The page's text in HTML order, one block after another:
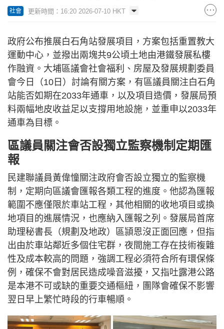
社會 更新時間：16:20 2026-07-10 HKT
政府公布推展白石角站發展項目，方案包括重置教大
運動中心，並撥出兩塊共9公頃土地由港鐵發展私樓
作融資。大埔區議會社會福利、房屋及發展規劃委員
會今日（10日）討論有關方案，有區議員關注白石角
站能否如期在2033年通車，以及項目造價，發展局預
料兩幅地皮收益足以支撐用地設施，並重申以2033年
通車為目標。
區議員關注會否設獨立監察機制定期匯
報
民建聯議員黃偉憧關注政府會否設立獨立的監察機
制，定期向區議會匯報各類工程的進度。他認為匯報
範圍不應僅限於車站工程，其他相關的收地項目或換
地項目的進展情況，也應納入匯報之列。發展局首席
助理秘書長（規劃及地政）區頴恩沒正面回應，但指
出由於車站鄰近多個住宅群，夜間施工存在技術複雜
性及成本較高的問題，強調工程必須符合所有環保條
例，確保不會對居民造成噪音滋擾，又指吐露港公路
是本港不可或缺的重要交通樞紐，團隊會確保不影響
翌日早上繁忙時段的行車暢順。